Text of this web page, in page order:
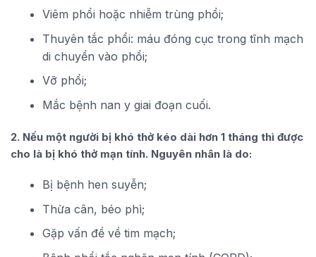
Viêm phổi hoặc nhiễm trùng phổi;
Thuyên tắc phổi: máu đóng cục trong tĩnh mạch
di chuyển vào phổi;
Vỡ phổi;
Mắc bệnh nan y giai đoạn cuối.
2. Nếu một người bị khó thở kéo dài hơn 1 tháng thì được
cho là bị khó thở mạn tính. Nguyên nhân là do:
Bị bệnh hen suyễn;
Thừa cân, béo phì;
Gặp vấn đề về tim mạch;